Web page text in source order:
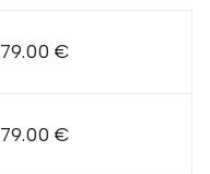
79.00 €
79.00 €